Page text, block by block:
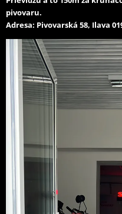
pivovaru.
Adresa: Pivovarská 58, Ilava